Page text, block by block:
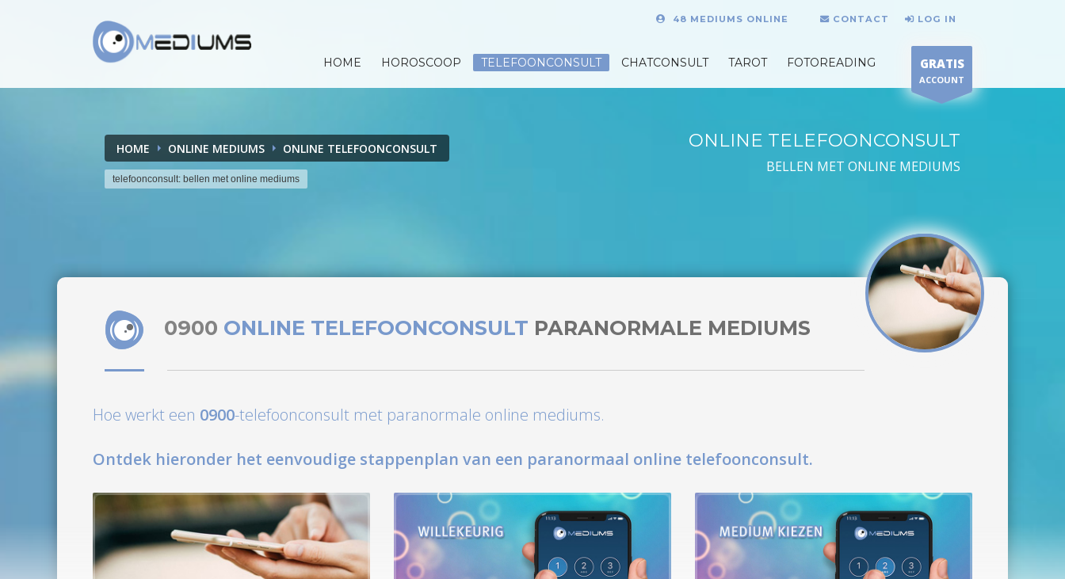
48 MEDIUMS ONLINE CONTACT LOG IN
HOME HOROSCOOP TELEFOONCONSULT CHATCONSULT TAROT FOTOREADING GRATIS
ACCOUNT
HOME ONLINE MEDIUMS ONLINE TELEFOONCONSULT
telefoonconsult: bellen met online mediums
ONLINE TELEFOONCONSULT
BELLEN MET ONLINE MEDIUMS
0900 ONLINE TELEFOONCONSULT PARANORMALE MEDIUMS
Hoe werkt een 0900-telefoonconsult met paranormale online mediums.
Ontdek hieronder het eenvoudige stappenplan van een paranormaal online telefoonconsult.